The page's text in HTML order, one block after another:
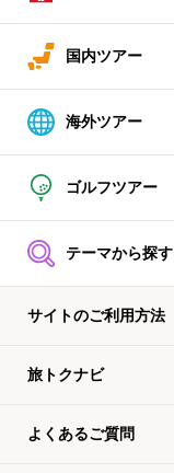
国内ツアー
海外ツアー
ゴルフツアー
テーマから探す
サイトのご利用方法
旅トクナビ
よくあるご質問